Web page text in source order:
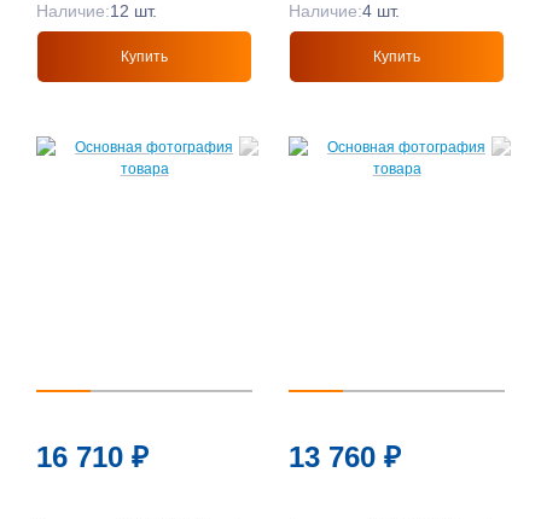
Наличие:12 шт.
Купить
Наличие:4 шт.
Купить
16 710 ₽ 13 760 ₽